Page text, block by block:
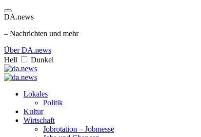
DA.news
– Nachrichten und mehr
Über DA.news
Hell
Dunkel
Lokales
Politik
Kultur
Wirtschaft
Jobrotation – Jobmesse